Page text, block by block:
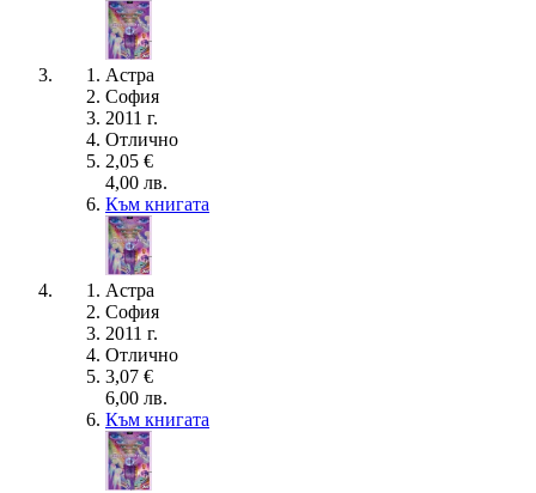
Астра
София
2011 г.
Отлично
2,05 €
4,00 лв.
Към книгата
Астра
София
2011 г.
Отлично
3,07 €
6,00 лв.
Към книгата